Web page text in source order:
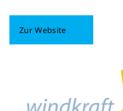
Zur Website